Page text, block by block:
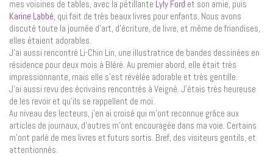
mes voisines de tables, avec la pétillante Lyly Ford et son amie, puis
Karine Labbé, qui fait de très beaux livres pour enfants. Nous avons
discuté toute la journée d’art, d’écriture, de livre, et même de friandises,
elles étaient adorables.
J’ai aussi rencontré Li-Chin Lin, une illustratrice de bandes dessinées en
résidence pour deux mois à Bléré. Au premier abord, elle était très
impressionnante, mais elle s’est révélée adorable et très gentille.
J’ai aussi revu des écrivains rencontrés à Veigné. J’étais très heureuse
de les revoir et qu’ils se rappellent de moi.
Au niveau des lecteurs, j’en ai croisé qui m’ont reconnue grâce aux
articles de journaux, d’autres m’ont encouragée dans ma voie. Certains
m’ont parlé de mes livres et futurs sortis. Bref, des visiteurs gentils, et
attentionnés.